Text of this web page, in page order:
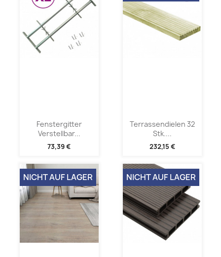
Fenstergitter
Verstellbar...
73,39 €
Terrassendielen 32
Stk....
232,15 €
NICHT AUF LAGER NICHT AUF LAGER